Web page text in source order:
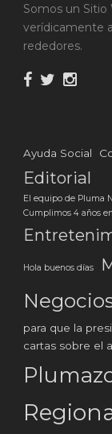
Somos un
verídicamente
rededores.
Ayuda Social
Editorial
El equipo de Pluma
Cumplimos 4 años
Hola buenos días
para que la
cartas sobre el